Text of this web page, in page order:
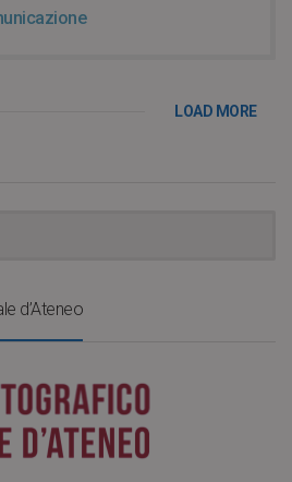
LOAD MORE
d’Ateneo